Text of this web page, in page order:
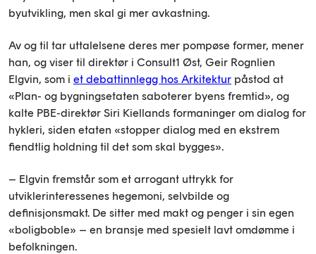
byutvikling, men skal gi mer avkastning.
Av og til tar uttalelsene deres mer pompøse former, mener
han, og viser til direktør i Consult1 Øst, Geir Rognlien
Elgvin, som i et debattinnlegg hos Arkitektur påstod at
«Plan- og bygningsetaten saboterer byens fremtid», og
kalte PBE-direktør Siri Kiellands formaninger om dialog for
hykleri, siden etaten «stopper dialog med en ekstrem
fiendtlig holdning til det som skal bygges».
– Elgvin fremstår som et arrogant uttrykk for
utviklerinteressenes hegemoni, selvbilde og
definisjonsmakt. De sitter med makt og penger i sin egen
«boligboble» – en bransje med spesielt lavt omdømme i
befolkningen.